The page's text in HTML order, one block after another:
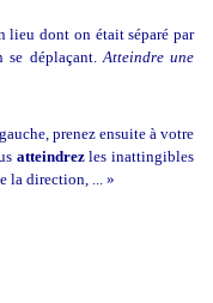
lieu dont on était séparé par
se déplaçant.Atteindre une
prenez ensuite à votre
atteindrezles inattingibles
la direction, ... »